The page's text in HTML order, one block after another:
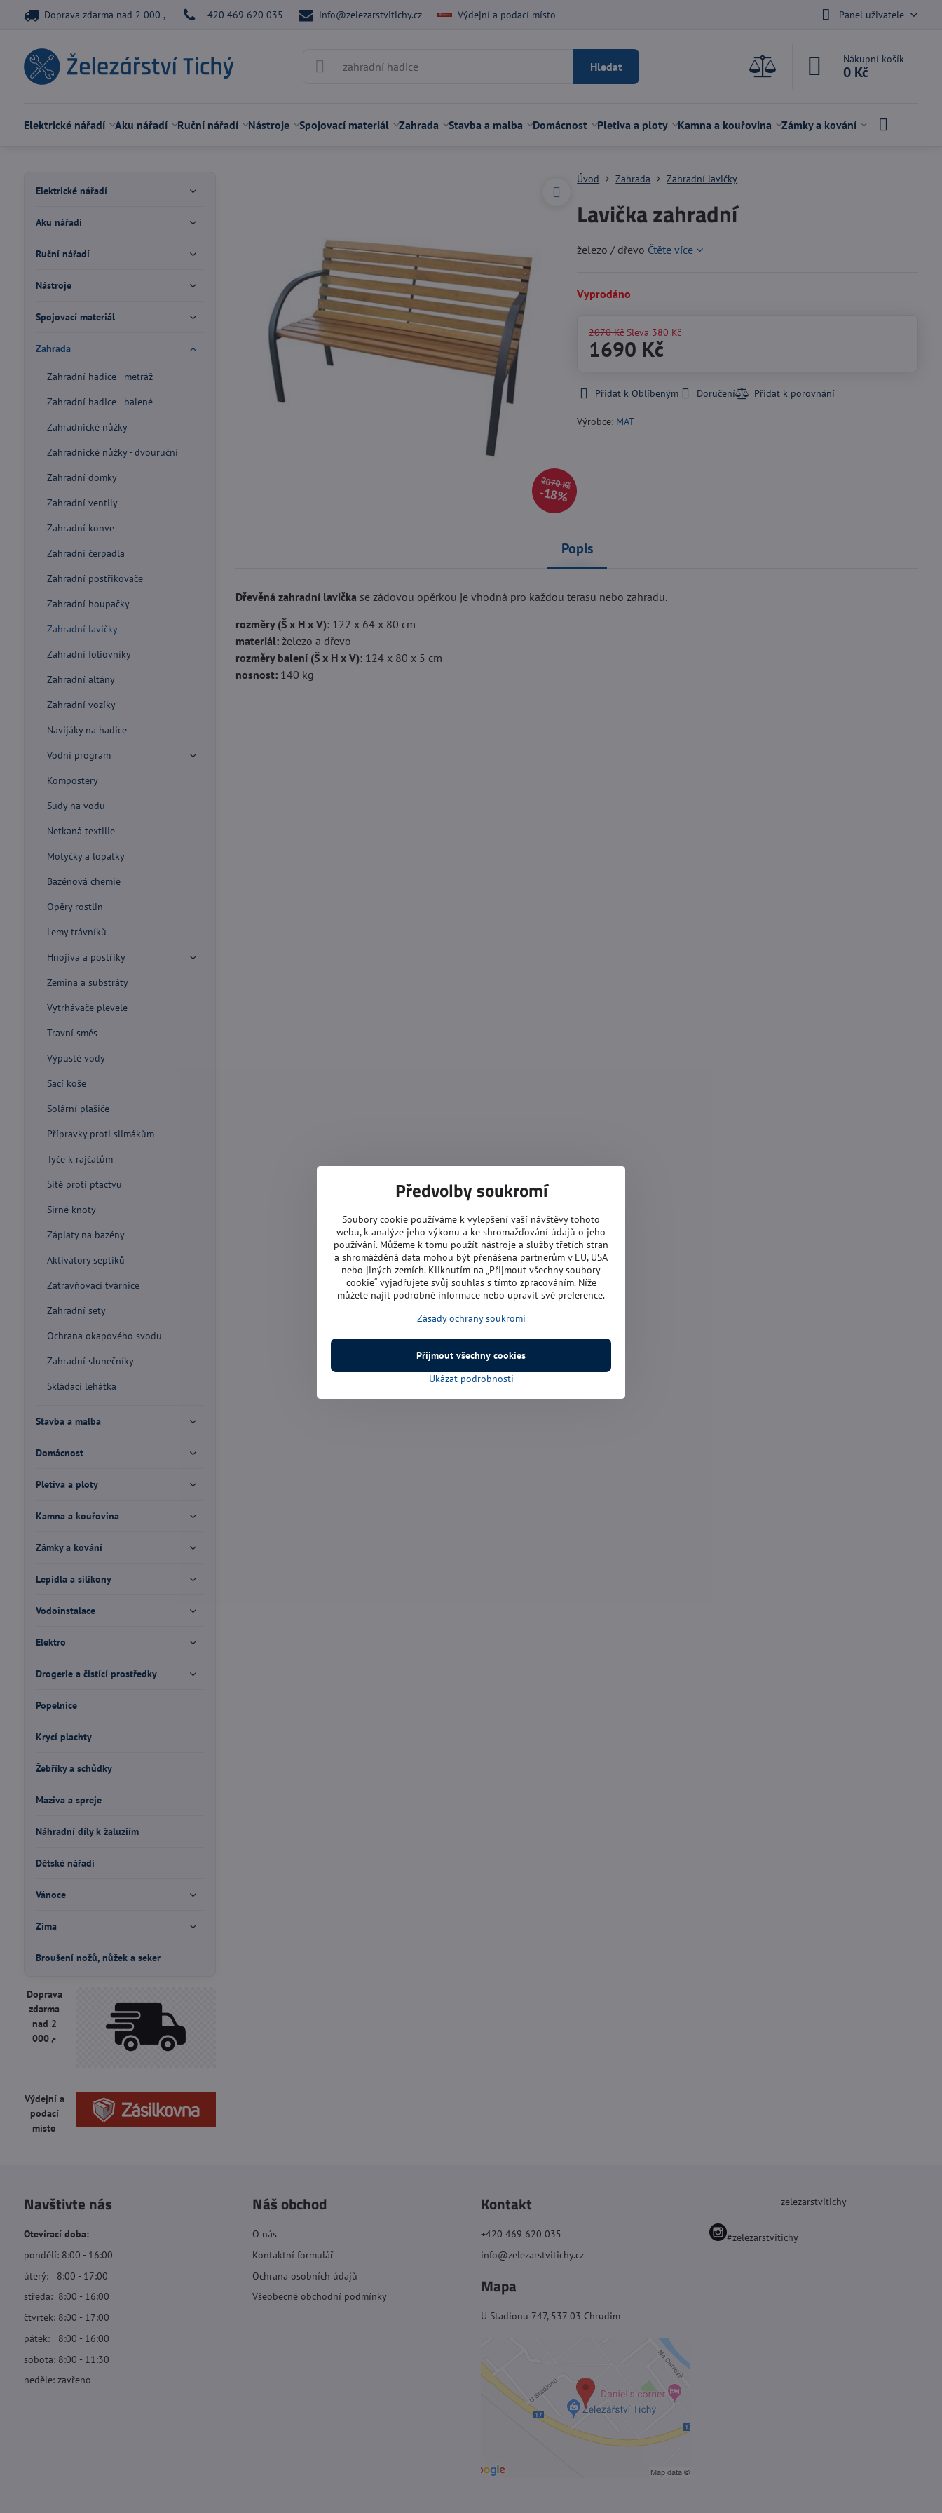
Doprava zdarma nad 2 000 ,- +420 469 620 035 info@zelezarstvitichy.cz Výdejní a podací místo Panel uživatele
Hledat
Nákupní košík
0 Kč
Elektrické nářadí Aku nářadí Ruční nářadí Nástroje Spojovací materiál Zahrada Stavba a malba Domácnost Pletiva a ploty Kamna a kouřovina Zámky a kování
2070 Kč
18%
Úvod Zahrada Zahradní lavičky
Lavička zahradní
železo / dřevo Čtěte více
Vyprodáno
2070 Kč Sleva 380 Kč
1690 Kč
Přidat k Oblíbeným Doručení
Výrobce: MAT
Popis
Dřevěná zahradní lavička se zádovou opěrkou je vhodná pro každou terasu nebo zahradu.
rozměry (Š x H x V): 122 x 64 x 80 cm
materiál: železo a dřevo
rozměry balení (Š x H x V): 124 x 80 x 5 cm
nosnost: 140 kg
Elektrické nářadí
Aku nářadí
Ruční nářadí
Nástroje
Spojovací materiál
Zahrada
Zahradní hadice - metráž
Zahradní hadice - balené
Zahradnické nůžky
Zahradnické nůžky - dvouruční
Zahradní domky
Zahradní ventily
Zahradní konve
Zahradní čerpadla
Zahradní postřikovače
Zahradní houpačky
Zahradní lavičky
Zahradní foliovníky
Zahradní altány
Zahradní vozíky
Navijáky na hadice
Vodní program
Kompostery
Sudy na vodu
Netkaná textilie
Motyčky a lopatky
Bazénová chemie
Opěry rostlin
Lemy trávníků
Hnojiva a postřiky
Zemina a substráty
Vytrhávače plevele
Travní směs
Výpustě vody
Sací koše
Solární plašiče
Přípravky proti slimákům
Tyče k rajčatům
Sítě proti ptactvu
Sirné knoty
Záplaty na bazény
Aktivátory septiků
Zatravňovací tvárnice
Zahradní sety
Ochrana okapového svodu
Zahradní slunečníky
Skládací lehátka
Stavba a malba
Domácnost
Pletiva a ploty
Kamna a kouřovina
Zámky a kování
Lepidla a silikony
Vodoinstalace
Elektro
Drogerie a čistící prostředky
Popelnice
Krycí plachty
Žebříky a schůdky
Maziva a spreje
Náhradní díly k žaluziím
Dětské nářadí
Vánoce
Zima
Broušení nožů, nůžek a seker
Doprava
zdarma
nad 2
000 ,-
Výdejní a
podací
místo
Navštivte nás
Otevírací doba:
pondělí: 8:00 - 16:00
úterý: 8:00 - 17:00
středa: 8:00 - 16:00
čtvrtek: 8:00 - 17:00
pátek: 8:00 - 16:00
sobota: 8:00 - 11:30
neděle: zavřeno
Náš obchod
O nás
Kontaktní formulář
Ochrana osobních údajů
Všeobecné obchodní podmínky
Kontakt
+420 469 620 035
info@zelezarstvitichy.cz
Mapa
U Stadionu 747, 537 03 Chrudim
zelezarstvitichy
#zelezarstvitichy
Předvolby soukromí
Soubory cookie používáme k vylepšení vaší návštěvy tohoto
webu, k analýze jeho výkonu a ke shromažďování údajů o jeho
používání. Můžeme k tomu použít nástroje a služby třetích stran
a shromážděná data mohou být přenášena partnerům v EU, USA
nebo jiných zemích. Kliknutím na „Přijmout všechny soubory
cookie“ vyjadřujete svůj souhlas s tímto zpracováním. Níže
můžete najít podrobné informace nebo upravit své preference.
Zásady ochrany soukromí
Ukázat podrobnosti
Přijmout všechny cookies